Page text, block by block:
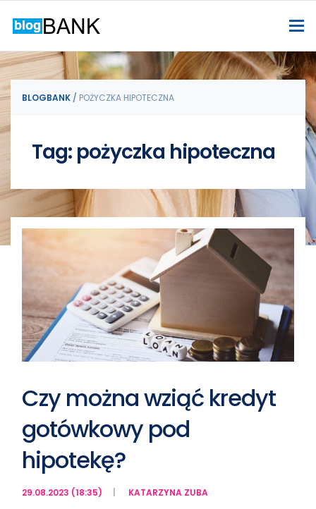
BLOGBANK / POŻYCZKA HIPOTECZNA
Tag: pożyczka hipoteczna
Czy można wziąć kredyt
gotówkowy pod
hipotekę?
29.08.2023 (18:35) KATARZYNA ZUBA